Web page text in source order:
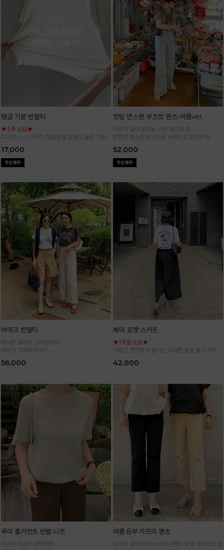
탱글 기본 반팔티
★2주 소요★
FREE, L 2사이즈! 탱글탱글 활용도 높은 기본
17,000
컷팅 면스판 부츠컷 팬츠-여름ver.
다리가 길어 보이는 사선 부츠컷 핏
쫀쫀한 면스판 원단으로 시원하고 편안하게!
52,000
바이크 반팔티
하나만 입어도 스타일 완성
바이크 그래픽 티셔츠
56,000
베이 포켓 스커트
★1주일 소요★
가볍고 편안하게 즐기는 나일론 포켓 롱 스커트
42,000
루이 홀가먼트 반팔 니트
은은한 비침이 매력적인
여름 8부 카프리 팬츠
다리가 길어보이는 8부핏 팬츠! 트임 포인트로 발